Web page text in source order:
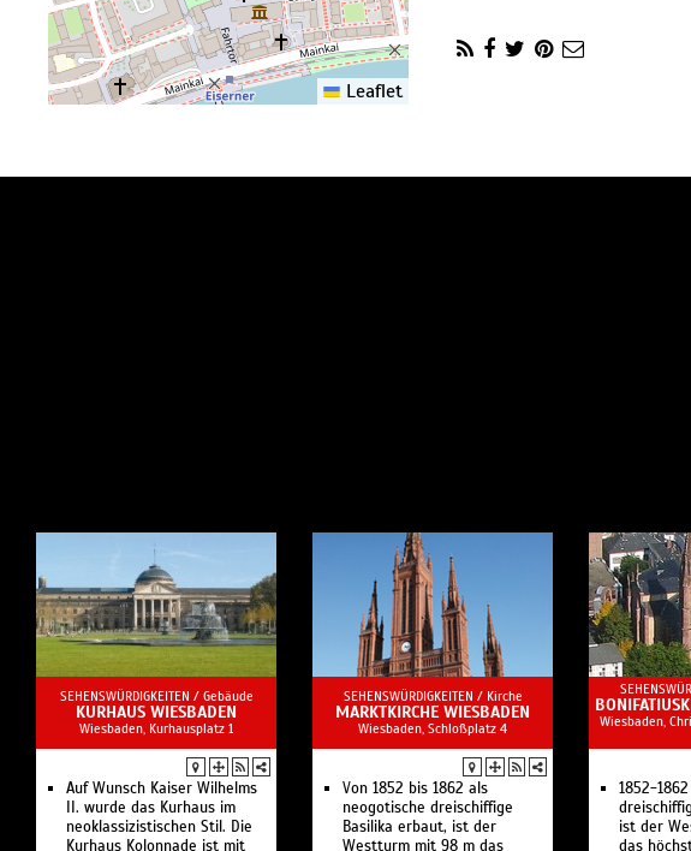
Leaflet
SEHENSWÜRDIGKEITEN / Gebäude
KURHAUS WIESBADEN
Wiesbaden, Kurhausplatz 1
Auf Wunsch Kaiser Wilhelms
II. wurde das Kurhaus im
neoklassizistischen Stil. Die
Kurhaus Kolonnade ist mit
SEHENSWÜRDIGKEITEN / Kirche
MARKTKIRCHE WIESBADEN
Wiesbaden, Schloßplatz 4
Von 1852 bis 1862 als
neogotische dreischiffige
Basilika erbaut, ist der
Westturm mit 98 m das
Wiesbaden,
1852-
ist der
das